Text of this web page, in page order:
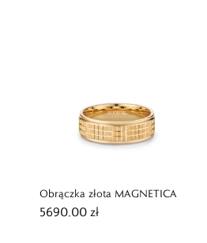
Obrączka złota MAGNETICA
5690,00 zł